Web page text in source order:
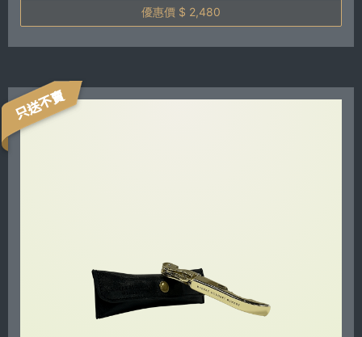
優惠價 $ 2,480
只送不賣